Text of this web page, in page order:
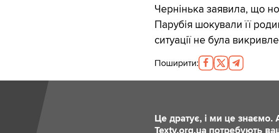
Чернінька заявила, що
Парубія шокували її
ситуації не була
Поширити:
Це дратує, і ми це